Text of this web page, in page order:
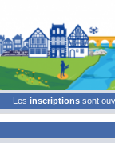
Les inscriptions sont